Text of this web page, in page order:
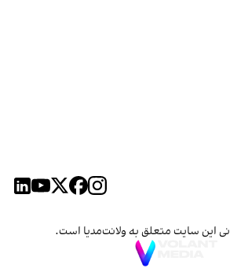
این سایت متعلق به ولانت‌مدیا است.